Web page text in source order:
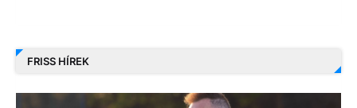
FRISS HÍREK